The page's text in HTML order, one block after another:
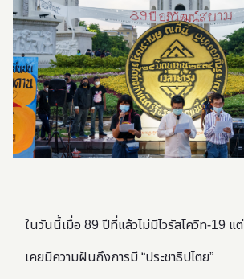
ในวันนี้เมื่อ 89 ปีที่แล้วไม่มีไวรัสโควิท-19 แต่
เคยมีความฝันถึงการมี “ประชาธิปไตย”